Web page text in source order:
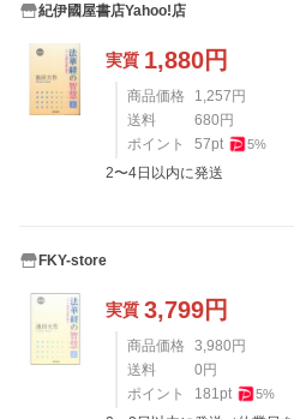
紀伊國屋書店Yahoo!店
実質 1,880円
商品価格 1,257円
送料
680円
ポイント
57pt 5%
2〜4日以内に発送
FKY-store
実質 3,799円
商品価格 3,980円
送料
0円
ポイント
181 pt 5%